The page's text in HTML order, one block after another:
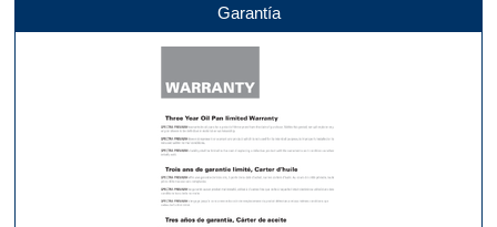
Garantía